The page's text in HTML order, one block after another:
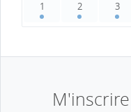
1 2 3